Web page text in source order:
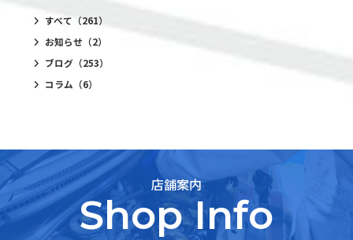
すべて （261）
お知らせ （2）
ブログ（253）
コラム （6）
店舗案内
Shop Info